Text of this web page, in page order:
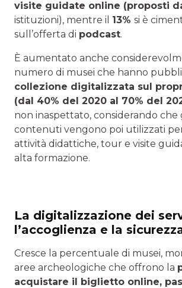
visite guidate online (proposti
istituzioni), mentre il 13% si è
sull’offerta di podcast.
È aumentato anche
numero di musei che hanno
collezione digitalizzata sul
(dal 40% del 2020 al 70% del
non inaspettato, considerando che
contenuti vengono poi utilizzati
attività didattiche, tour e visite
alta formazione.
La digitalizzazione dei
l’accoglienza e la
Cresce la percentuale di musei,
aree archeologiche che offrono la
acquistare il biglietto online,